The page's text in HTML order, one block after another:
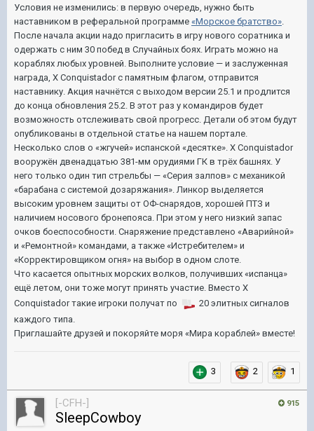
Условия не изменились: в первую очередь, нужно быть
наставником в реферальной программе «Морское братство»
После начала акции надо пригласить в игру нового соратника и
одержать с ним 30 побед в Случайных боях. Играть можно на
кораблях любых уровней. Выполните условие — и заслуженная
награда, X Conquistadorс памятным флагом, отправится
наставнику. Акция начнётся с выходом версии 25.1 и продлится
до конца обновления 25.2. В этот раз у командиров будет
возможность отслеживать свой прогресс. Детали об этом будут
опубликованы в отдельной статье на нашем портале.
Несколько слов о «жгучей» испанской «десятке». X Conquistador
вооружён двенадцатью 381-мм орудиями ГК в трёх башнях. У
него только один тип стрельбы — «Серия залпов» с механикой
«барабана с системой дозаряжания». Линкор выделяется
высоким уровнем защиты от ОФ-снарядов, хорошей ПТЗ и
наличием носового бронепояса. При этом у него низкий запас
очков боеспособности. Снаряжение представлено «Аварийной»
и «Ремонтной» командами, а также «Истребителем» и
«Корректировщиком огня» на выбор в одном слоте.
Что касается опытных морских волков, получивших «испанца»
ещё летом, они тоже могут принять участие. Вместо X
Conquistadorтакие игроки получат по 20 элитных сигналов
каждого типа.
Приглашайте друзей и покоряйте моря «Мира кораблей» вместе!
3 2 1
915
[-CFH-]
SleepCowboy